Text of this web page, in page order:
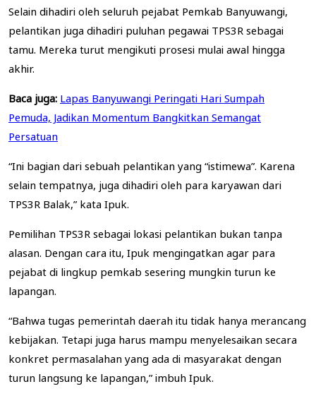
Selain dihadiri oleh seluruh pejabat Pemkab Banyuwangi,
pelantikan juga dihadiri puluhan pegawai TPS3R sebagai
tamu. Mereka turut mengikuti prosesi mulai awal hingga
akhir.
Baca juga:Lapas Banyuwangi Peringati Hari Sumpah
Pemuda, Jadikan Momentum Bangkitkan Semangat
Persatuan
“Ini bagian dari sebuah pelantikan yang “istimewa”. Karena
selain tempatnya, juga dihadiri oleh para karyawan dari
TPS3R Balak,” kata Ipuk.
Pemilihan TPS3R sebagai lokasi pelantikan bukan tanpa
alasan. Dengan cara itu, Ipuk mengingatkan agar para
pejabat di lingkup pemkab sesering mungkin turun ke
lapangan.
“Bahwa tugas pemerintah daerah itu tidak hanya merancang
kebijakan. Tetapi juga harus mampu menyelesaikan secara
konkret permasalahan yang ada di masyarakat dengan
turun langsung ke lapangan,” imbuh Ipuk.